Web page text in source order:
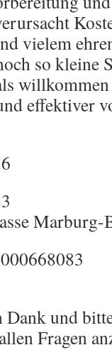
vielem
so kleine
effektiver
Marburg-
und
Fragen